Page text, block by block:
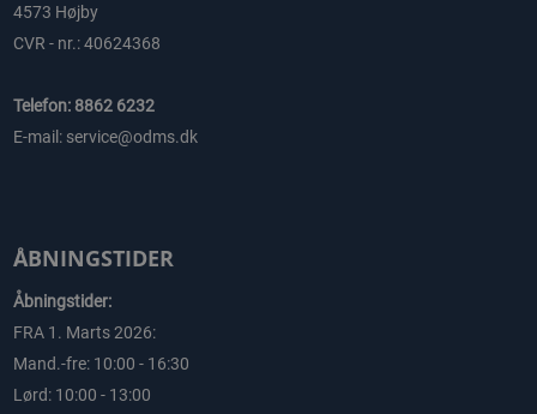
4573 Højby
CVR - nr.: 40624368
Telefon: 8862 6232
E-mail: service@odms.dk
ÅBNINGSTIDER
Åbningstider:
FRA 1. Marts 2026:
Mand.-fre: 10:00 - 16:30
Lørd: 10:00 - 13:00